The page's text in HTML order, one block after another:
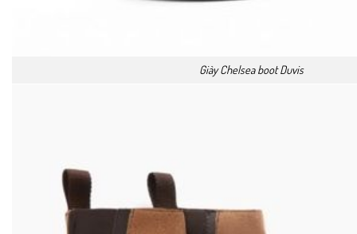
Giày Chelsea boot Duvis